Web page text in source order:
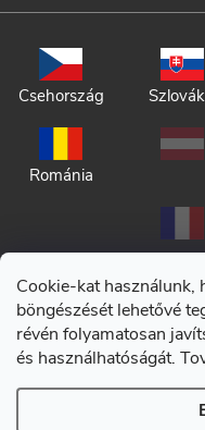
Cookie-kat használunk,
böngészését lehetővé
révén folyamatosan
és használhatóságát.
Csehország
Románia